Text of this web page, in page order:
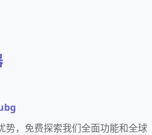
，免费探索我们全面功能和全球